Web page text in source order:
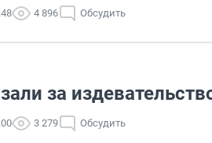
4 896 Обсудить
за
3 279 Обсудить